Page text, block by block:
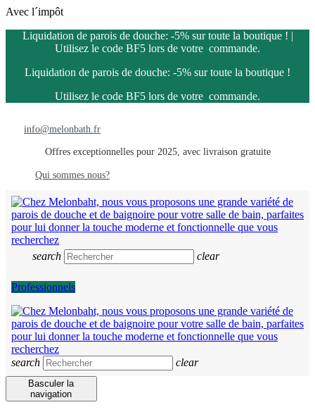
Avec l´impôt
Liquidation de parois de douche: -5% sur toute la boutique ! |
Utilisez le code BF5 lors de votre commande.
Liquidation de parois de douche: -5% sur toute la boutique !
Utilisez le code BF5 lors de votre commande.
info@melonbath.fr
Offres exceptionnelles pour 2025, avec livraison gratuite
Qui sommes nous?
search clear
Professionnels
search clear
Basculer la
navigation